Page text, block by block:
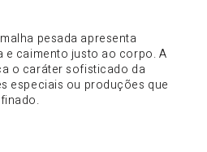
pesada apresenta
e caimento justo ao corpo. A
o caráter sofisticado da
especiais ou produções que